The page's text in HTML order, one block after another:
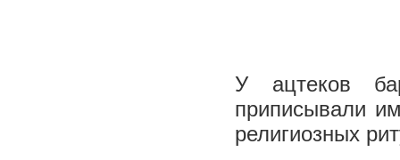
У ацтеков
приписывали
религиозных